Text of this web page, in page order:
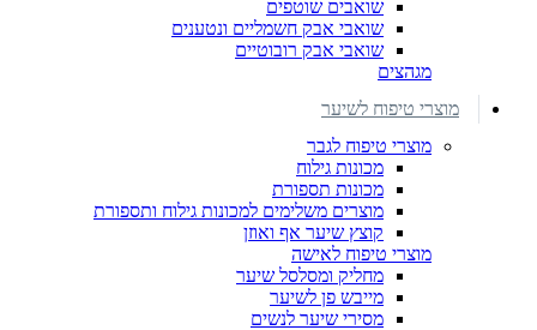
שואבים שוטפים
שואבי אבק חשמליים ונטענים
שואבי אבק רובוטיים
מגהצים
מוצרי טיפוח לשיער
מוצרי טיפוח לגבר
מכונות גילוח
מכונות תספורת
מוצרים משלימים למכונות גילוח ותספורת
קוצץ שיער אף ואוזן
מוצרי טיפוח לאישה
מחליק ומסלסל שיער
מייבש פן לשיער
מסירי שיער לנשים